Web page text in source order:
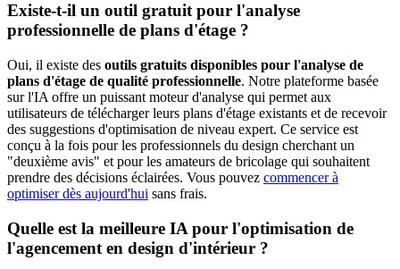
Existe-t-il un outil gratuit pour l'analyse
professionnelle de plans d'étage ?
Oui, il existe des outils gratuits disponibles pour l'analyse de
plans d'étage de qualité professionnelle. Notre plateforme basée
sur l'IA offre un puissant moteur d'analyse qui permet aux
utilisateurs de télécharger leurs plans d'étage existants et de recevoir
des suggestions d'optimisation de niveau expert. Ce service est
conçu à la fois pour les professionnels du design cherchant un
"deuxième avis" et pour les amateurs de bricolage qui souhaitent
prendre des décisions éclairées. Vous pouvez commencer à
optimiser dès aujourd'hui sans frais.
Quelle est la meilleure IA pour l'optimisation de
l'agencement en design d'intérieur ?